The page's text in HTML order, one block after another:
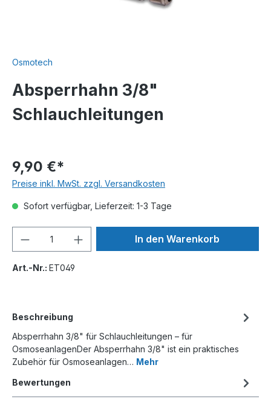
Osmotech
Absperrhahn 3/8"
Schlauchleitungen
9,90 €*
Preise inkl. MwSt. zzgl. Versandkosten
Sofort verfügbar, Lieferzeit: 1-3 Tage
In den Warenkorb
Art.-Nr.: ET049
Beschreibung
Absperrhahn 3/8" für Schlauchleitungen – für
OsmoseanlagenDer Absperrhahn 3/8" ist ein praktisches
Zubehör für Osmoseanlagen… Mehr
Bewertungen